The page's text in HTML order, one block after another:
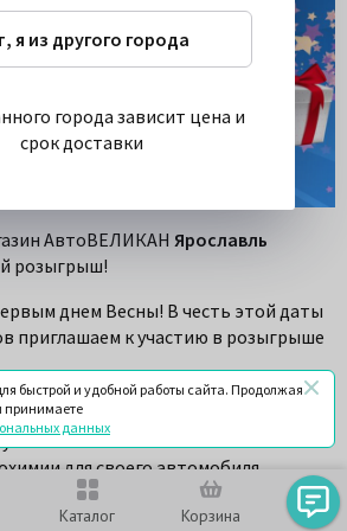
Каталог Корзина Чат
АвтоВЕЛИКАН Ярославль
розыгрыш!
днем Весны! В честь этой даты
приглашаем к участию в розыгрыше
- 3 победителя, которые заберут
для своего автомобиля
я из другого города
города зависит цена и
срок доставки
быстрой и удобной работы сайта. Продолжая
принимаете
данных